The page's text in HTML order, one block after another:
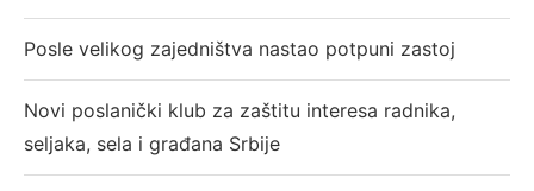
Posle velikog zajedništva nastao potpuni zastoj
Novi poslanički klub za zaštitu interesa radnika,
seljaka, sela i građana Srbije